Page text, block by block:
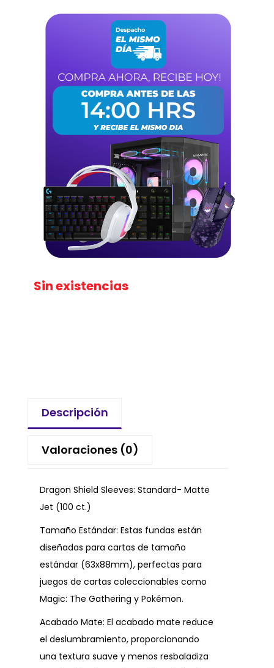
Sin existencias
Descripción
Valoraciones (0)
Dragon Shield Sleeves: Standard- Matte
Jet (100 ct.)
Tamaño Estándar: Estas fundas están
diseñadas para cartas de tamaño
estándar (63x88mm), perfectas para
juegos de cartas coleccionables como
Magic: The Gathering y Pokémon.
Acabado Mate: El acabado mate reduce
el deslumbramiento, proporcionando
una textura suave y menos resbaladiza